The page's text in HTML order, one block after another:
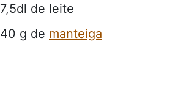
7,5dl de leite
40 g de manteiga